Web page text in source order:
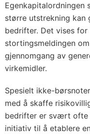
Egenkapitalordningen
større utstrekning kan
bedrifter. Det vises
stortingsmeldingen
gjennomgang av
virkemidler.
Spesielt ikke-
med å skaffe
bedrifter er svært ofte
initiativ til å etablere